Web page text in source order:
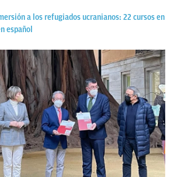
a los refugiados ucranianos: 22 cursos en
español